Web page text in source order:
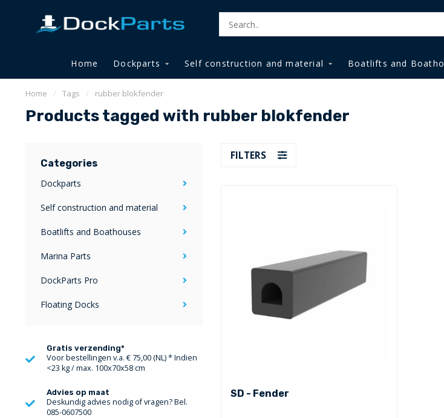
Home Dockparts Self construction and material Boatlifts and
Home / Tags / rubber blokfender
Products tagged with rubber blokfender
Categories
Dockparts
Self construction and material
Boatlifts and Boathouses
Marina Parts
DockParts Pro
Floating Docks
Gratis verzending*
Voor bestellingen v.a. € 75,00 (NL) * Indien
<23 kg / max. 100x70x58 cm
Advies op maat
Deskundig advies nodig of vragen? Bel.
085-0607500
FILTERS
SD - Fender